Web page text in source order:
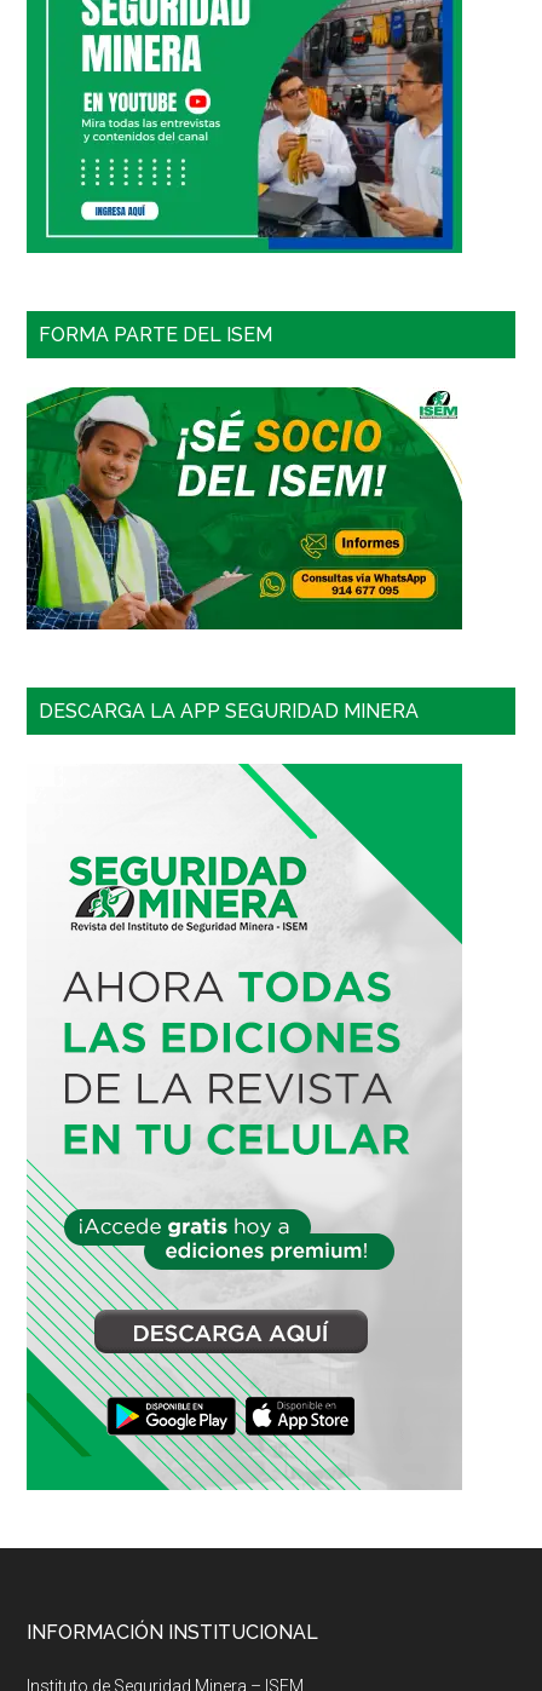
FORMA PARTE DEL ISEM
DESCARGA LA APP SEGURIDAD MINERA
Footer
INFORMACIÓN INSTITUCIONAL
Instituto de Seguridad Minera – ISEM